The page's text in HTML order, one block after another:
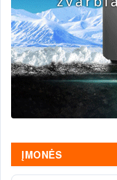
ĮMONĖS